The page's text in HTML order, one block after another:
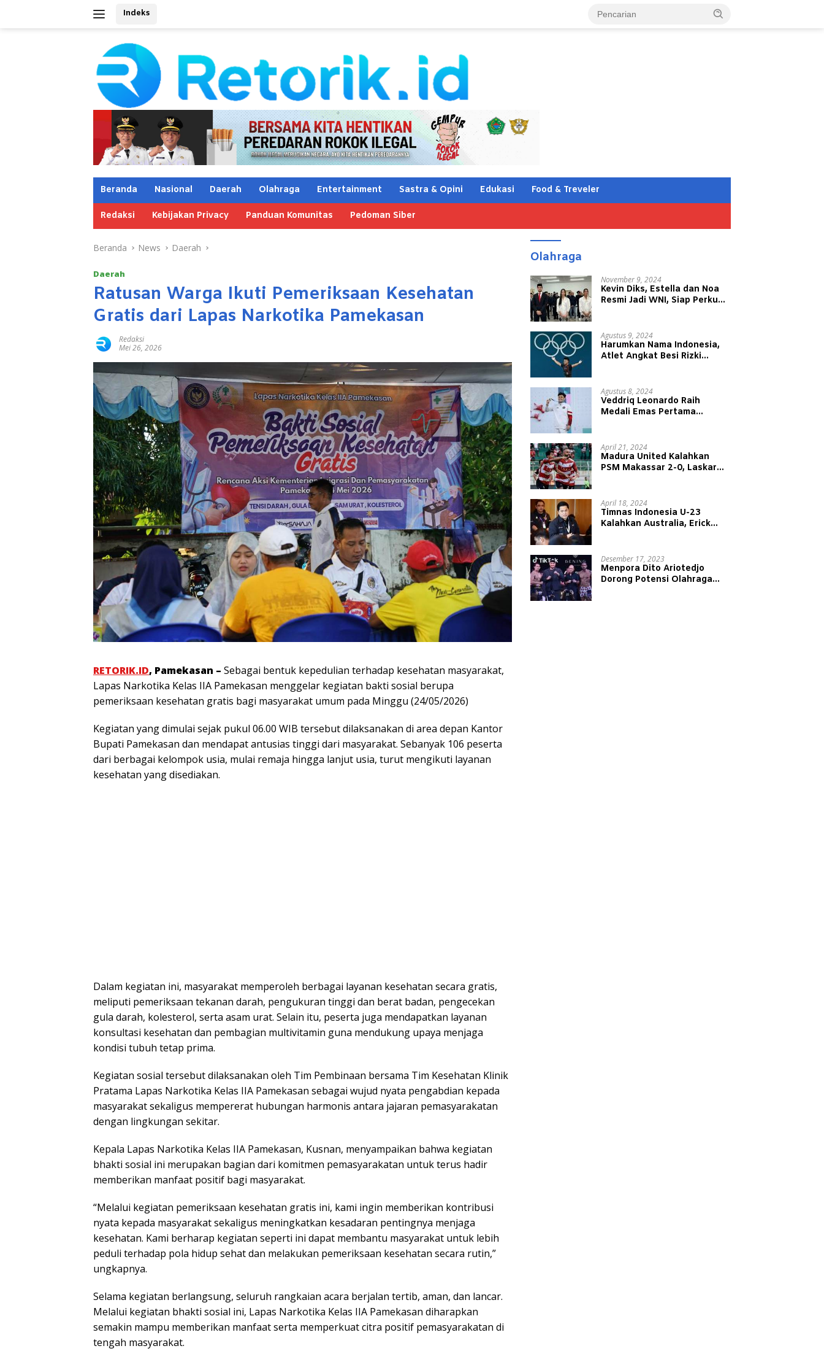
Indeks
Beranda Nasional Daerah Olahraga Entertainment Sastra & Opini Edukasi Food & Treveler
Redaksi Kebijakan Privacy Panduan Komunitas Pedoman Siber
Beranda News Daerah
Daerah
Ratusan Warga Ikuti Pemeriksaan Kesehatan
Gratis dari Lapas Narkotika Pamekasan
Redaksi
Mei 26, 2026
RETORIK.ID, Pamekasan – Sebagai bentuk kepedulian terhadap kesehatan masyarakat,
Lapas Narkotika Kelas IIA Pamekasan menggelar kegiatan bakti sosial berupa
pemeriksaan kesehatan gratis bagi masyarakat umum pada Minggu (24/05/2026)
Kegiatan yang dimulai sejak pukul 06.00 WIB tersebut dilaksanakan di area depan Kantor
Bupati Pamekasan dan mendapat antusias tinggi dari masyarakat. Sebanyak 106 peserta
dari berbagai kelompok usia, mulai remaja hingga lanjut usia, turut mengikuti layanan
kesehatan yang disediakan.
Dalam kegiatan ini, masyarakat memperoleh berbagai layanan kesehatan secara gratis,
meliputi pemeriksaan tekanan darah, pengukuran tinggi dan berat badan, pengecekan
gula darah, kolesterol, serta asam urat. Selain itu, peserta juga mendapatkan layanan
konsultasi kesehatan dan pembagian multivitamin guna mendukung upaya menjaga
kondisi tubuh tetap prima.
Kegiatan sosial tersebut dilaksanakan oleh Tim Pembinaan bersama Tim Kesehatan Klinik
Pratama Lapas Narkotika Kelas IIA Pamekasan sebagai wujud nyata pengabdian kepada
masyarakat sekaligus mempererat hubungan harmonis antara jajaran pemasyarakatan
dengan lingkungan sekitar.
Kepala Lapas Narkotika Kelas IIA Pamekasan, Kusnan, menyampaikan bahwa kegiatan
bhakti sosial ini merupakan bagian dari komitmen pemasyarakatan untuk terus hadir
memberikan manfaat positif bagi masyarakat.
“Melalui kegiatan pemeriksaan kesehatan gratis ini, kami ingin memberikan kontribusi
nyata kepada masyarakat sekaligus meningkatkan kesadaran pentingnya menjaga
kesehatan. Kami berharap kegiatan seperti ini dapat membantu masyarakat untuk lebih
peduli terhadap pola hidup sehat dan melakukan pemeriksaan kesehatan secara rutin,”
ungkapnya.
Selama kegiatan berlangsung, seluruh rangkaian acara berjalan tertib, aman, dan lancar.
Melalui kegiatan bhakti sosial ini, Lapas Narkotika Kelas IIA Pamekasan diharapkan
semakin mampu memberikan manfaat serta memperkuat citra positif pemasyarakatan di
tengah masyarakat.
Olahraga
November 9, 2024
Kevin Diks, Estella dan Noa
Resmi Jadi WNI, Siap Perkuat
Agustus 9, 2024
Harumkan Nama Indonesia,
Atlet Angkat Besi Rizki
Agustus 8, 2024
Veddriq Leonardo Raih
Medali Emas Pertama
April 21, 2024
Madura United Kalahkan
PSM Makassar 2-0, Laskar
April 18, 2024
Timnas Indonesia U-23
Kalahkan Australia, Erick
Desember 17, 2023
Menpora Dito Ariotedjo
Dorong Potensi Olahraga